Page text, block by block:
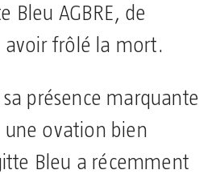
Bleu AGBRE, de
avoir frôlé la mort.
présence marquante
une ovation bien
Bleu a récemment